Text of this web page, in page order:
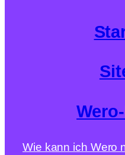
Wie kann ich Wero